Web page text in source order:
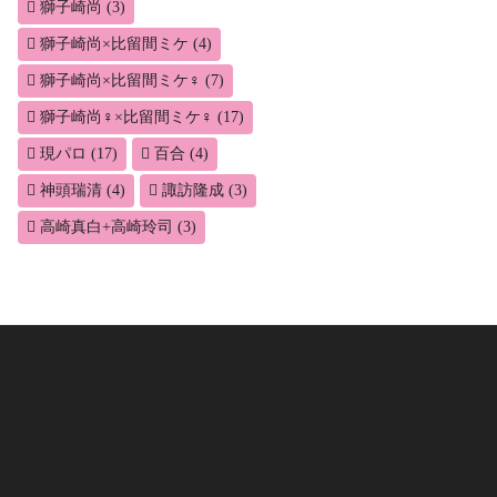
獅子崎尚 (3)
獅子崎尚×比留間ミケ (4)
獅子崎尚×比留間ミケ♀ (7)
獅子崎尚♀×比留間ミケ♀ (17)
現パロ (17) 百合 (4)
神頭瑞清 (4) 諏訪隆成 (3)
高崎真白+高崎玲司 (3)